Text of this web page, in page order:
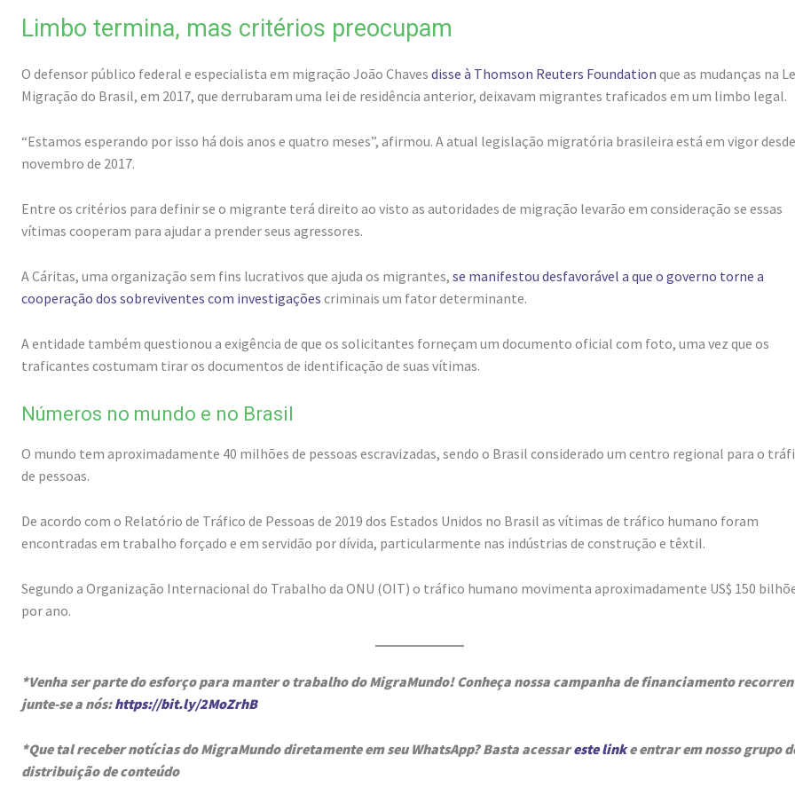
Limbo termina, mas critérios preocupam
O defensor público federal e especialista em migração João Chaves disse à Thomson Reuters Foundation que as mudanças na
Migração do Brasil, em 2017, que derrubaram uma lei de residência anterior, deixavam migrantes traficados em um limbo legal.
“Estamos esperando por isso há dois anos e quatro meses”, afirmou. A atual legislação migratória brasileira está em vigor desde
novembro de 2017.
Entre os critérios para definir se o migrante terá direito ao visto as autoridades de migração levarão em consideração se essas
vítimas cooperam para ajudar a prender seus agressores.
A Cáritas, uma organização sem fins lucrativos que ajuda os migrantes, se manifestou desfavorável a que o governo torne a
cooperação dos sobreviventes com investigações criminais um fator determinante.
A entidade também questionou a exigência de que os solicitantes forneçam um documento oficial com foto, uma vez que os
traficantes costumam tirar os documentos de identificação de suas vítimas.
Números no mundo e no Brasil
O mundo tem aproximadamente 40 milhões de pessoas escravizadas, sendo o Brasil considerado um centro regional para o
de pessoas.
De acordo com o Relatório de Tráfico de Pessoas de 2019 dos Estados Unidos no Brasil as vítimas de tráfico humano foram
encontradas em trabalho forçado e em servidão por dívida, particularmente nas indústrias de construção e têxtil.
Segundo a Organização Internacional do Trabalho da ONU (OIT) o tráfico humano movimenta aproximadamente US$ 150
por ano.
*Venha ser parte do esforço para manter o trabalho do MigraMundo! Conheça nossa campanha de financiamento
junte-se a nós:https://bit.ly/2MoZrhB
*Que tal receber notícias do MigraMundo diretamente em seu WhatsApp? Basta acessareste linke entrar em nosso grupo
distribuição de conteúdo